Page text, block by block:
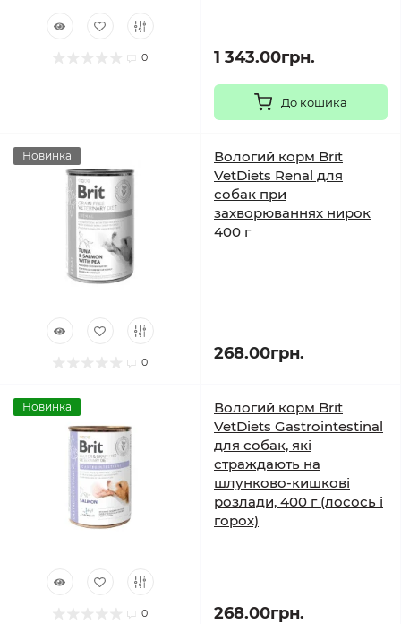
0 1 343.00грн.
До кошика
Новинка
0
Вологий корм Brit
VetDiets Renal для
собак при
захворюваннях нирок
400 г
268.00грн.
Новинка
0
Вологий корм Brit
VetDiets Gastrointestinal
для собак, які
страждають на
шлунково-кишкові
розлади, 400 г (лосось і
горох)
268.00грн.